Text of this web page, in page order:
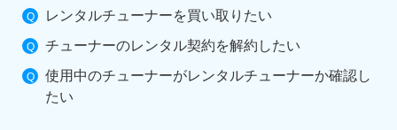
レンタルチューナーを買い取りたい
チューナーのレンタル契約を解約したい
使用中のチューナーがレンタルチューナーか確認し
たい